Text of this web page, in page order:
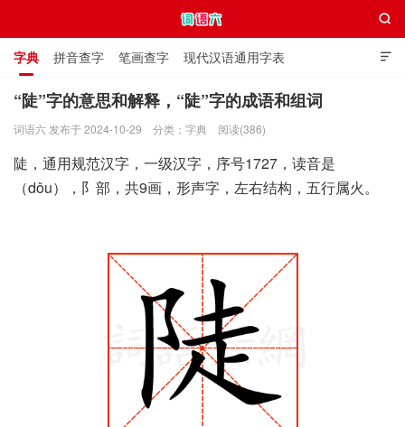

字典 拼音查字 笔画查字 现代汉语通用字表
通用规范汉字表 叠字大全 独体字大全 极简英语词典

“陡”字的意思和解释，“陡”字的成语和组词
词语六 发布于 2024-10-29 分类： 字典 阅读(386)
陡，通用规范汉字，一级汉字，序号1727，读音是
（dǒu），阝部，共9画，形声字，左右结构，五行属火。